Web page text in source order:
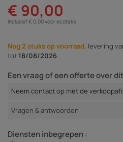
€ 90,00
Inclusief € 0,00 voor ecotaks
Nog 2 stuks op voorraad, levering
tot 18/08/2026
Een vraag of een offerte over
Neem contact op met de
Vragen & antwoorden
Diensten inbegrepen :